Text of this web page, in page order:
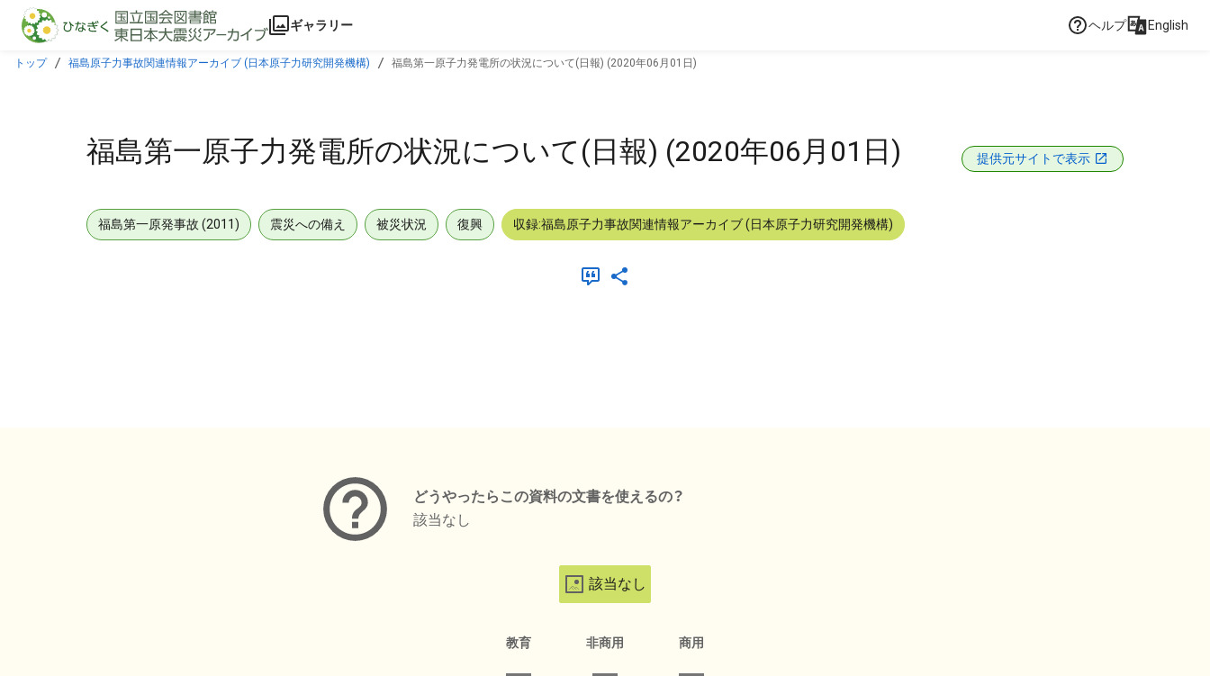
本文に飛ぶ
ギャラリー ヘルプ English
トップ 福島原子力事故関連情報アーカイブ (日本原子力研究開発機構) 福島第一原子力発電所の状況について(日報) (2020年06月01日)
福島第一原子力発電所の状況について(日報) (2020年06月01日) 提供元サイトで表示
福島第一原発事故 (2011) 震災への備え 被災状況 復興 収録:福島原子力事故関連情報アーカイブ (日本原子力研究開発機構)
どうやったらこの資料の文書を使えるの？
該当なし
該当なし
教育 非商用 商用